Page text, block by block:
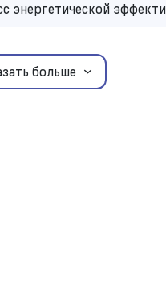
энергетической
больше